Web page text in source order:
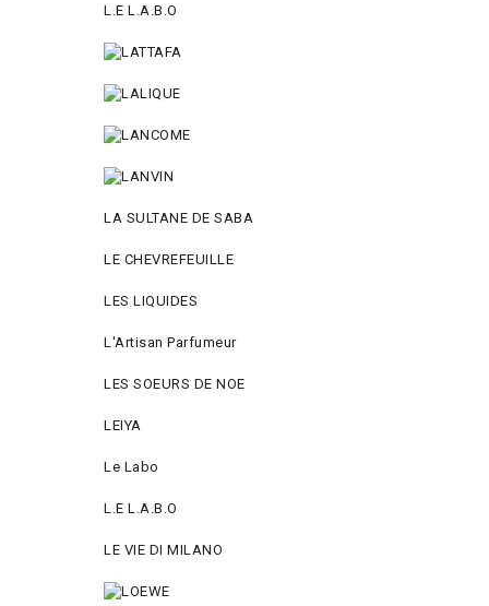
L.E L.A.B.O
LA SULTANE DE SABA
LE CHEVREFEUILLE
LES LIQUIDES
L'Artisan Parfumeur
LES SOEURS DE NOE
LEIYA
Le Labo
L.Е L.А.B.О
LE VIE DI MILANO